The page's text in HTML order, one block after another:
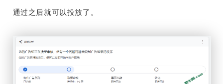
通过之后就可以投放了。